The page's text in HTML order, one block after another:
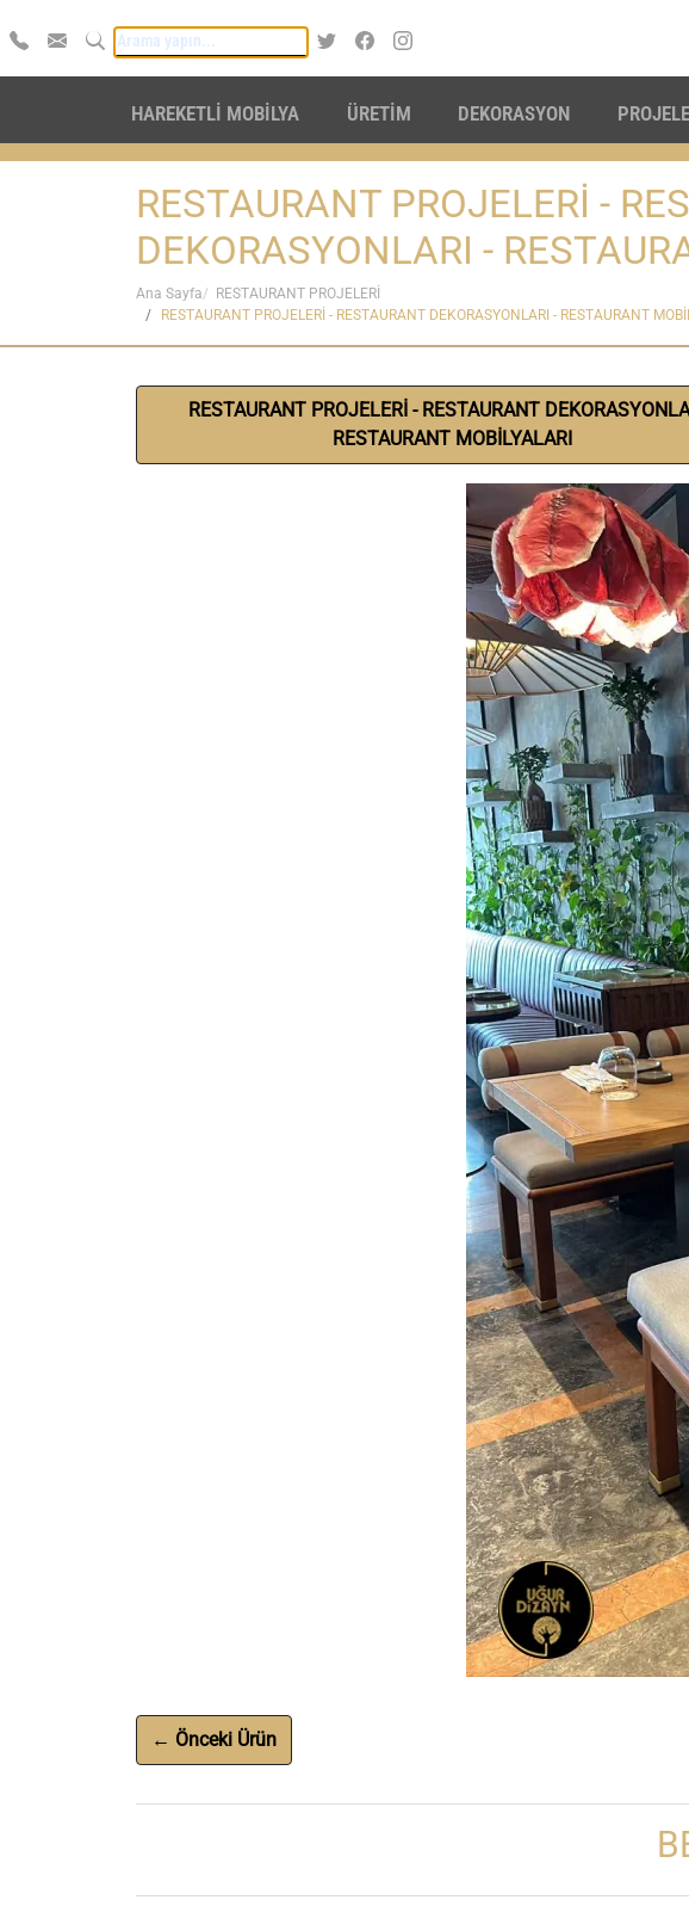
HAREKETLİ MOBİLYA ÜRETİM DEKORASYON
RESTAURANT PROJELERİ -
DEKORASYONLARI -
Ana Sayfa
RESTAURANT PROJELERİ
RESTAURANT PROJELERİ - RESTAURANT DEKORASYONLARI - RESTAURANT
RESTAURANT PROJELERİ - RESTAURANT
RESTAURANT MOBİLYALARI
← Önceki Ürün